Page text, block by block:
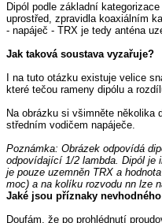
Dipól podle základní
uprostřed, zpravidla koaxiálním
- napáječ - TRX je tedy anténa
Jak taková soustava vyzařuje?
I na tuto otázku existuje velice
které tečou rameny dipólu a
Na obrázku si všimněte několika
středním vodičem napáječe.
Poznámka: Obrázek odpovídá
odpovídající 1/2 lambda. Dipól je
je pouze uzemněn TRX a
moc) a na kolíku rozvodu nn lze
Jaké jsou příznaky
Doufám, že po prohlédnutí